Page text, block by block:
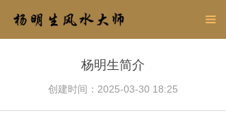
끀
官方首页
行业百科
杨明生简介
创建时间： 2025-03-30 18:25